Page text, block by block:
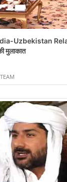
Uzbekistan
मुलाकात